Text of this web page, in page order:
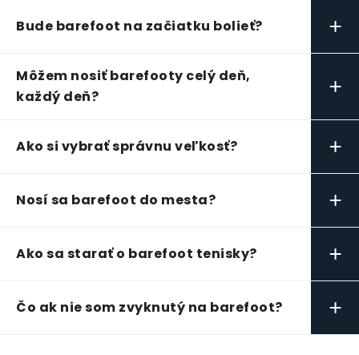
Bude barefoot na začiatku bolieť? +
Môžem nosiť barefooty celý deň,
každý deň?
+
Ako si vybrať správnu veľkosť? +
Nosí sa barefoot do mesta? +
Ako sa starať o barefoot tenisky? +
Čo ak nie som zvyknutý na barefoot? +